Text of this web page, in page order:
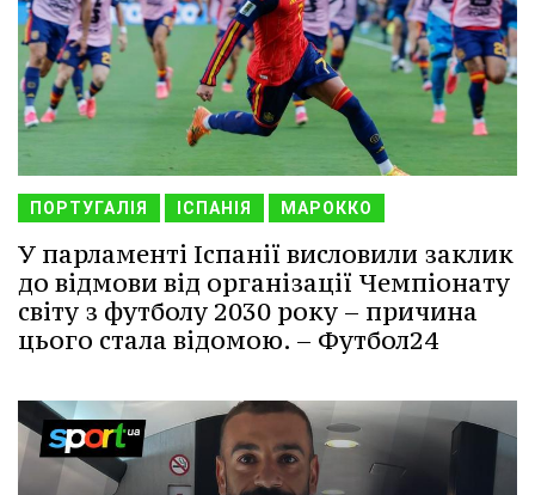
ПОРТУГАЛІЯ ІСПАНІЯ МАРОККО
У парламенті Іспанії висловили заклик
до відмови від організації Чемпіонату
світу з футболу 2030 року – причина
цього стала відомою. – Футбол24